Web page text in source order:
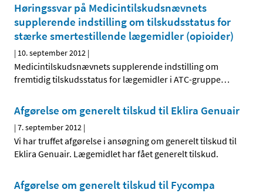
Høringssvar på Medicintilskudsnævnets
supplerende indstilling om tilskudsstatus for
stærke smertestillende lægemidler (opioider)
| 10. september 2012 |
Medicintilskudsnævnets supplerende indstilling om
fremtidig tilskudsstatus for lægemidler i ATC-gruppe…
Afgørelse om generelt tilskud til Eklira Genuair
|7. september 2012 |
Vi har truffet afgørelse i ansøgning om generelt tilskud til
Eklira Genuair. Lægemidlet har fået generelt tilskud.
Afgørelse om generelt tilskud til Fycompa